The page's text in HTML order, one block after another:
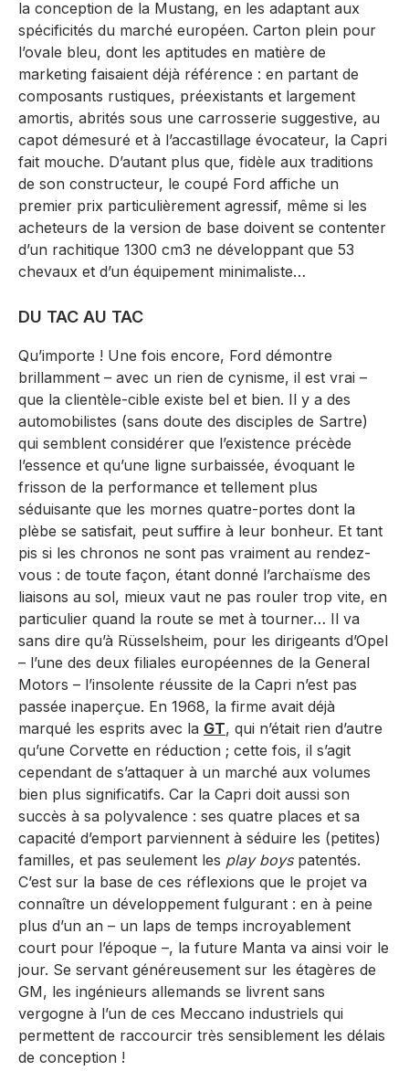
la conception de la Mustang, en les adaptant aux
spécificités du marché européen. Carton plein pour
l’ovale bleu, dont les aptitudes en matière de
marketing faisaient déjà référence : en partant de
composants rustiques, préexistants et largement
amortis, abrités sous une carrosserie suggestive, au
capot démesuré et à l’accastillage évocateur, la Capri
fait mouche. D’autant plus que, fidèle aux traditions
de son constructeur, le coupé Ford affiche un
premier prix particulièrement agressif, même si les
acheteurs de la version de base doivent se contenter
d’un rachitique 1300 cm3 ne développant que 53
chevaux et d’un équipement minimaliste…
DU TAC AU TAC
Qu’importe ! Une fois encore, Ford démontre
brillamment – avec un rien de cynisme, il est vrai –
que la clientèle-cible existe bel et bien. Il y a des
automobilistes (sans doute des disciples de Sartre)
qui semblent considérer que l’existence précède
l’essence et qu’une ligne surbaissée, évoquant le
frisson de la performance et tellement plus
séduisante que les mornes quatre-portes dont la
plèbe se satisfait, peut suffire à leur bonheur. Et tant
pis si les chronos ne sont pas vraiment au rendez-
vous : de toute façon, étant donné l’archaïsme des
liaisons au sol, mieux vaut ne pas rouler trop vite, en
particulier quand la route se met à tourner… Il va
sans dire qu’à Rüsselsheim, pour les dirigeants d’Opel
– l’une des deux filiales européennes de la General
Motors – l’insolente réussite de la Capri n’est pas
passée inaperçue. En 1968, la firme avait déjà
marqué les esprits avec la GT, qui n’était rien d’autre
qu’une Corvette en réduction ; cette fois, il s’agit
cependant de s’attaquer à un marché aux volumes
bien plus significatifs. Car la Capri doit aussi son
succès à sa polyvalence : ses quatre places et sa
capacité d’emport parviennent à séduire les (petites)
familles, et pas seulement les play boyspatentés.
C’est sur la base de ces réflexions que le projet va
connaître un développement fulgurant : en à peine
plus d’un an – un laps de temps incroyablement
court pour l’époque –, la future Manta va ainsi voir le
jour. Se servant généreusement sur les étagères de
GM, les ingénieurs allemands se livrent sans
vergogne à l’un de ces Meccano industriels qui
permettent de raccourcir très sensiblement les délais
de conception !